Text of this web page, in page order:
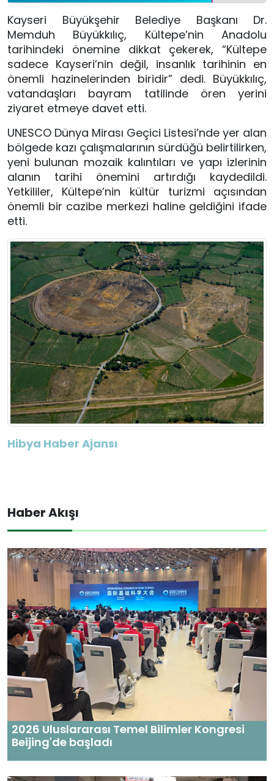
Kayseri Büyükşehir Belediye Başkanı Dr.
Memduh Büyükkılıç, Kültepe’nin Anadolu
tarihindeki önemine dikkat çekerek, “Kültepe
sadece Kayseri’nin değil, insanlık tarihinin en
önemli hazinelerinden biridir” dedi. Büyükkılıç,
vatandaşları bayram tatilinde ören yerini
ziyaret etmeye davet etti.
UNESCO Dünya Mirası Geçici Listesi’nde yer alan
bölgede kazı çalışmalarının sürdüğü belirtilirken,
yeni bulunan mozaik kalıntıları ve yapı izlerinin
alanın tarihi önemini artırdığı kaydedildi.
Yetkililer, Kültepe’nin kültür turizmi açısından
önemli bir cazibe merkezi haline geldiğini ifade
etti.
Hibya Haber Ajansı
Haber Akışı
2026 Uluslararası Temel Bilimler Kongresi
Beijing'de başladı